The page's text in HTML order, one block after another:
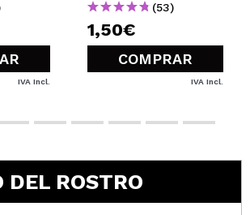
IVA Incl.
(53)
1,50€
COMPRAR
IVA Incl.
DEL ROSTRO